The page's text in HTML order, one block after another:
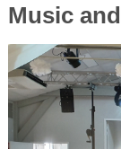
Music